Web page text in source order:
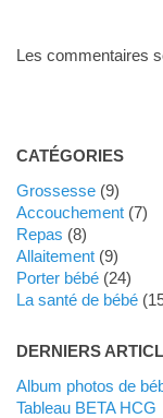
Les commentaires
CATÉGORIES
Grossesse(9)
Accouchement(7)
Repas (8)
Allaitement(9)
Porter bébé(24)
La santé de bébé
DERNIERS
Album photos de
Tableau BETA HCG